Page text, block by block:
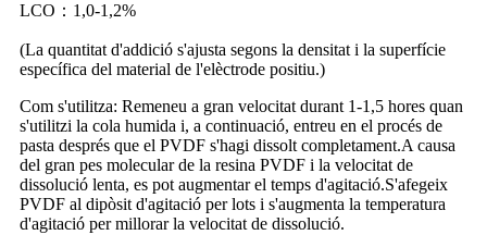
LCO ： 1,0-1,2%
(La quantitat d'addició s'ajusta segons la densitat i la superfície
específica del material de l'elèctrode positiu.)
Com s'utilitza: Remeneu a gran velocitat durant 1-1,5 hores quan
s'utilitzi la cola humida i, a continuació, entreu en el procés de
pasta després que el PVDF s'hagi dissolt completament.A causa
del gran pes molecular de la resina PVDF i la velocitat de
dissolució lenta, es pot augmentar el temps d'agitació.S'afegeix
PVDF al dipòsit d'agitació per lots i s'augmenta la temperatura
d'agitació per millorar la velocitat de dissolució.